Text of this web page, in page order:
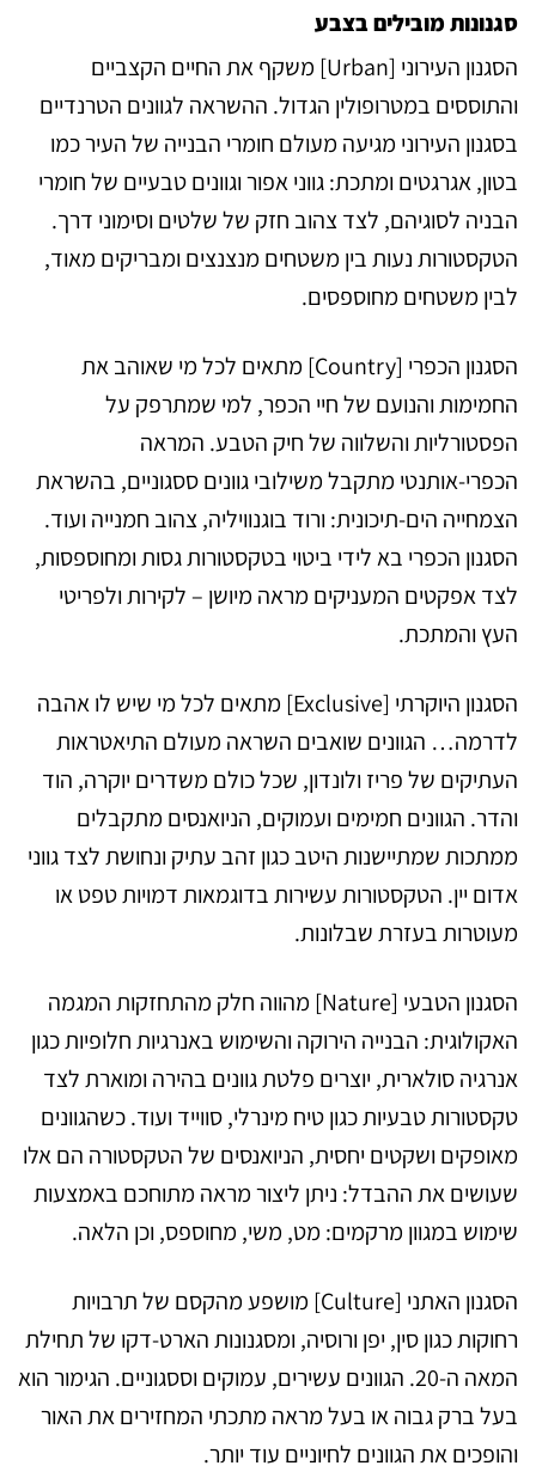
סגנונות מובילים בצבע
הסגנון העירוני [Urban] משקף את החיים הקצביים
והתוססים במטרופולין הגדול. ההשראה לגוונים הטרנדיים
בסגנון העירוני מגיעה מעולם חומרי הבנייה של העיר כמו
בטון, אגרגטים ומתכת: גווני אפור וגוונים טבעיים של חומרי
הבניה לסוגיהם, לצד צהוב חזק של שלטים וסימוני דרך.
הטקסטורות נעות בין משטחים מנצנצים ומבריקים מאוד,
לבין משטחים מחוספסים.
הסגנון הכפרי [Country] מתאים לכל מי שאוהב את
החמימות והנועם של חיי הכפר, למי שמתרפק על
הפסטורליות והשלווה של חיק הטבע. המראה
הכפרי-אותנטי מתקבל משילובי גוונים ססגוניים, בהשראת
הצמחייה הים-תיכונית: ורוד בוגנוויליה, צהוב חמנייה ועוד.
הסגנון הכפרי בא לידי ביטוי בטקסטורות גסות ומחוספסות,
לצד אפקטים המעניקים מראה מיושן – לקירות ולפריטי
העץ והמתכת.
הסגנון היוקרתי [Exclusive] מתאים לכל מי שיש לו אהבה
לדרמה… הגוונים שואבים השראה מעולם התיאטראות
העתיקים של פריז ולונדון, שכל כולם משדרים יוקרה, הוד
והדר. הגוונים חמימים ועמוקים, הניואנסים מתקבלים
ממתכות שמתיישנות היטב כגון זהב עתיק ונחושת לצד גווני
אדום יין. הטקסטורות עשירות בדוגמאות דמויות טפט או
מעוטרות בעזרת שבלונות.
הסגנון הטבעי [Nature] מהווה חלק מהתחזקות המגמה
האקולוגית: הבנייה הירוקה והשימוש באנרגיות חלופיות כגון
אנרגיה סולארית, יוצרים פלטת גוונים בהירה ומוארת לצד
טקסטורות טבעיות כגון טיח מינרלי, סווייד ועוד. כשהגוונים
מאופקים ושקטים יחסית, הניואנסים של הטקסטורה הם אלו
שעושים את ההבדל: ניתן ליצור מראה מתוחכם באמצעות
שימוש במגוון מרקמים: מט, משי, מחוספס, וכן הלאה.
הסגנון האתני [Culture] מושפע מהקסם של תרבויות
רחוקות כגון סין, יפן ורוסיה, ומסגנונות הארט-דקו של תחילת
המאה ה-20. הגוונים עשירים, עמוקים וססגוניים. הגימור הוא
בעל ברק גבוה או בעל מראה מתכתי המחזירים את האור
והופכים את הגוונים לחיוניים עוד יותר.